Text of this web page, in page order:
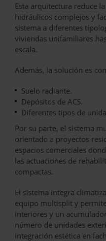
Esta arquitectura reduce
hidráulicos complejos y
sistema a diferentes
viviendas unifamiliares
escala.
Además, la solución es
Suelo radiante.
Depósitos de ACS.
Diferentes tipos de
Por su parte, el sistema
orientado a proyectos
espacios comerciales
las actuaciones de
compactas.
El sistema integra
equipo multisplit y
interiores y un
número de unidades
integración estética en